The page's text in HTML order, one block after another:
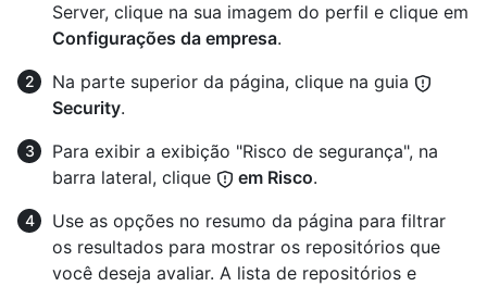
Server, clique na sua imagem do perfil e clique em
Configurações da empresa.
Na parte superior da página, clique na guia
Security.
Para exibir a exibição "Risco de segurança", na
barra lateral, clique
em Risco.
Use as opções no resumo da página para filtrar
os resultados para mostrar os repositórios que
você deseja avaliar. A lista de repositórios e